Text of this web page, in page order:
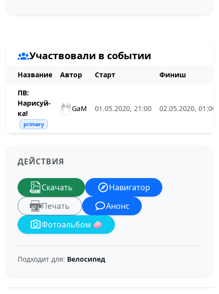
Участвовали в событии
Название Автор Старт
Финиш
ПВ:
Нарисуй-
ка!
primary
GaM 01.05.2020, 21:00 02.05.2020, 01:00
ДЕЙСТВИЯ
Скачать
Навигатор
Печать
Анонс
Фотоальбом 🧼
Подходит для: Велосипед